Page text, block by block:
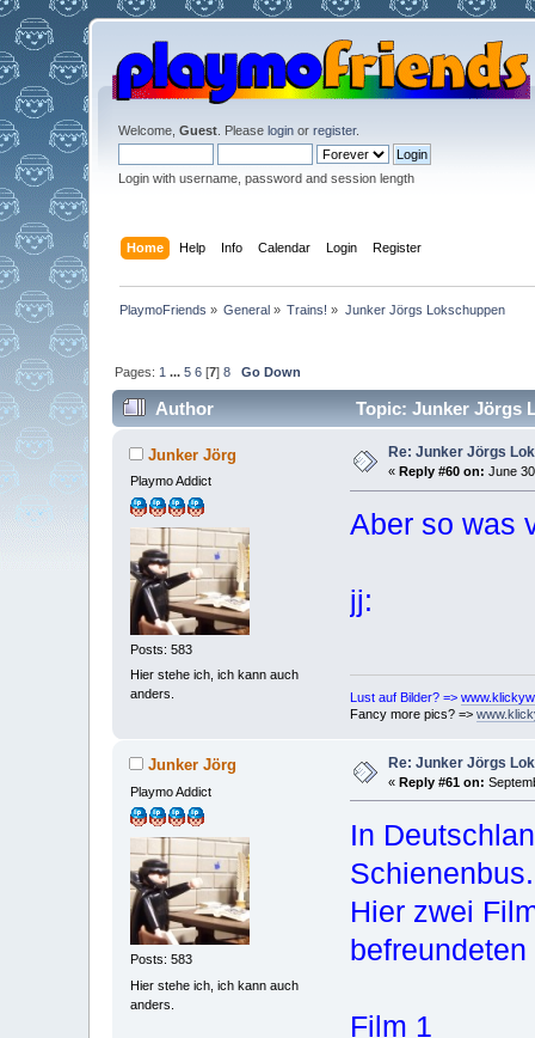
Welcome, Guest. Please loginor register.
Login with username, password and session length
Home Help Info Calendar Login Register
PlaymoFriends » General » Trains! » Junker Jörgs Lokschuppen
Pages: 1 ... 5 6[7] 8 Go Down
Author Topic: Junker Jörgs
Junker Jörg
Playmo Addict
Posts: 583
Hier stehe ich, ich kann auch
anders.
Re: Junker Jörgs
« Reply #60 on: June
Aber so was
jj:
Lust auf Bilder? =>
Fancy more pics? =>
Junker Jörg
Playmo Addict
Posts: 583
Hier stehe ich, ich kann auch
anders.
Re: Junker Jörgs
«Reply #61 on:
In
Hier zwei
Film 1